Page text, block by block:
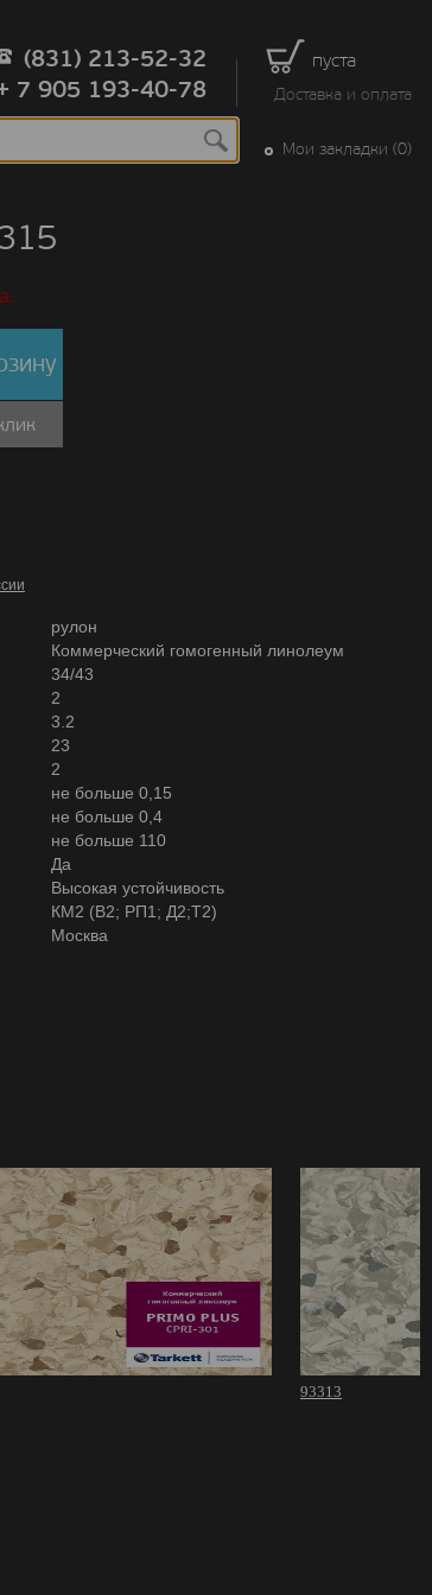
пуста
Доставка и оплата
(831) 213-52-32
7 905 193-40-78
Мои закладки (0)
рулон
Коммерческий гомогенный линолеум
34/43
2
3.2
23
2
не больше 0,15
не больше 0,4
не больше 110
Да
Высокая устойчивость
КМ2 (В2; РП1; Д2;Т2)
Москва
93313